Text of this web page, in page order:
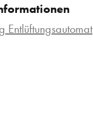
Entlüftungsautomat